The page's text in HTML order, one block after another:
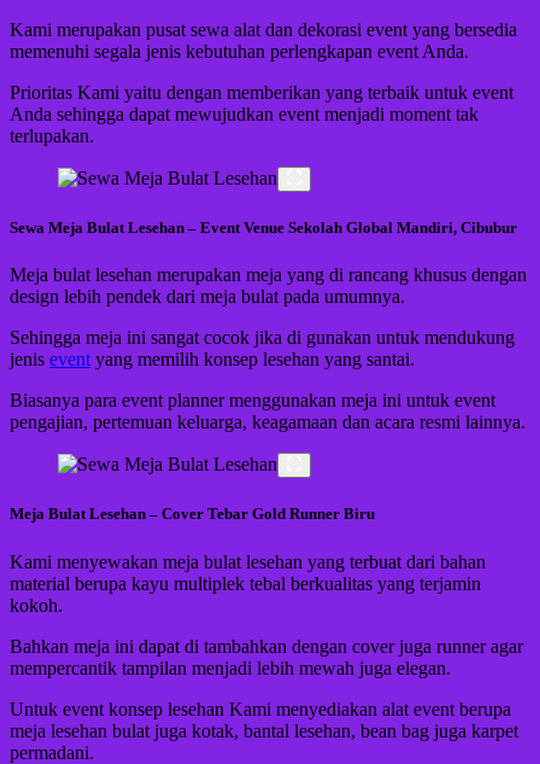
Kami merupakan pusat sewa alat dan dekorasi event yang bersedia
memenuhi segala jenis kebutuhan perlengkapan event Anda.
Prioritas Kami yaitu dengan memberikan yang terbaik untuk event
Anda sehingga dapat mewujudkan event menjadi moment tak
terlupakan.
Sewa Meja Bulat Lesehan – Event Venue Sekolah Global Mandiri, Cibubur
Meja bulat lesehan merupakan meja yang di rancang khusus dengan
design lebih pendek dari meja bulat pada umumnya.
Sehingga meja ini sangat cocok jika di gunakan untuk mendukung
jenis event yang memilih konsep lesehan yang santai.
Biasanya para event planner menggunakan meja ini untuk event
pengajian, pertemuan keluarga, keagamaan dan acara resmi lainnya.
Meja Bulat Lesehan – Cover Tebar Gold Runner Biru
Kami menyewakan meja bulat lesehan yang terbuat dari bahan
material berupa kayu multiplek tebal berkualitas yang terjamin
kokoh.
Bahkan meja ini dapat di tambahkan dengan cover juga runner agar
mempercantik tampilan menjadi lebih mewah juga elegan.
Untuk event konsep lesehan Kami menyediakan alat event berupa
meja lesehan bulat juga kotak, bantal lesehan, bean bag juga karpet
permadani.